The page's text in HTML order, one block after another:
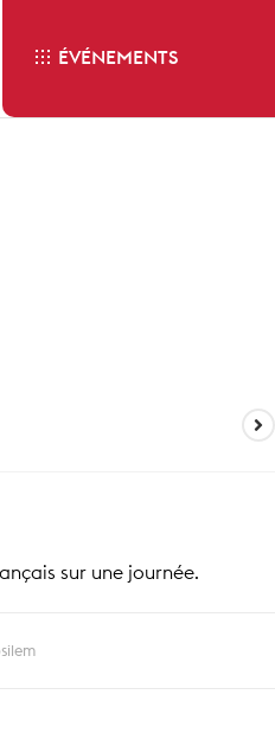
ÉVÉNEMENTS
sur une journée.